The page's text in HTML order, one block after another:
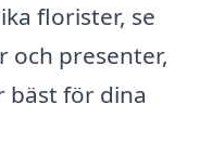
florister, se
och presenter,
bäst för dina